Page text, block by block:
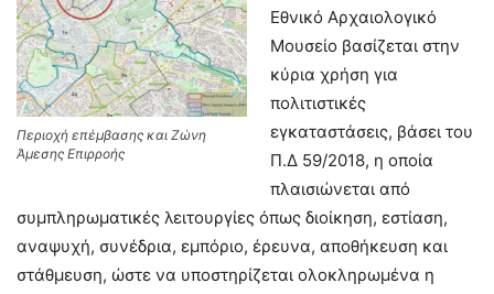
Περιοχή επέμβασης και Ζώνη
Άμεσης Επιρροής
Εθνικό Αρχαιολογικό
Μουσείο βασίζεται στην
κύρια χρήση για
πολιτιστικές
εγκαταστάσεις, βάσει του
Π.Δ 59/2018, η οποία
πλαισιώνεται από
συμπληρωματικές λειτουργίες όπως διοίκηση, εστίαση,
αναψυχή, συνέδρια, εμπόριο, έρευνα, αποθήκευση και
στάθμευση, ώστε να υποστηρίζεται ολοκληρωμένα η